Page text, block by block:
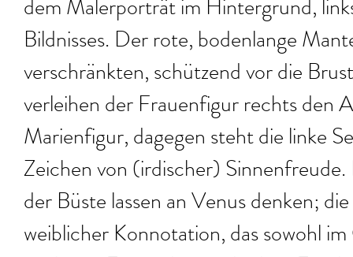
dem Malerporträt im Hintergrund,
Bildnisses. Der rote, bodenlange
verschränkten, schützend vor die
verleihen der Frauenfigur rechts den
Marienfigur, dagegen steht die linke
Zeichen von (irdischer)
der Büste lassen an Venus denken;
weiblicher Konnotation, das sowohl